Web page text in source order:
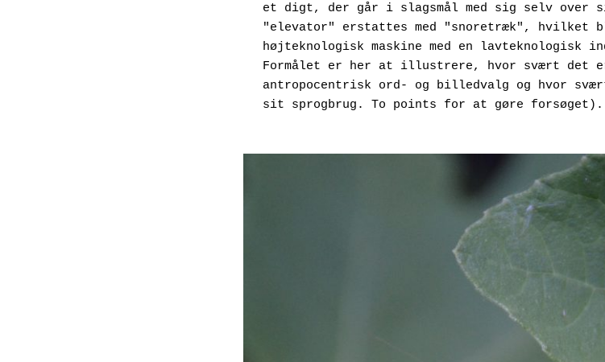
et digt, der går i slagsmål med sig selv over
"elevator" erstattes med "snoretræk", hvilket
højteknologisk maskine med en lavteknologisk
Formålet er her at illustrere, hvor svært
antropocentrisk ord- og billedvalg og hvor
sit sprogbrug. To points for at gøre forsøget).